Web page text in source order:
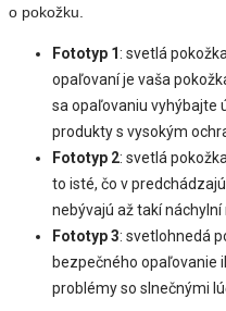
o pokožku.
Fototyp 1: svetlá
opaľovaní je vaša
sa opaľovaniu vyhýbajte
produkty s vysokým
Fototyp 2: svetlá
to isté, čo v
nebývajú až takí náchylní
Fototyp 3: svetlohnedá
bezpečného opaľovanie
problémy so slnečnými